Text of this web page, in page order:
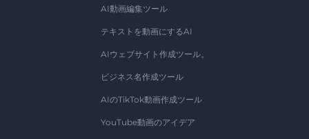
AI動画編集ツール
テキストを動画にするAI
AIウェブサイト作成ツール。
ビジネス名作成ツール
AIのTikTok動画作成ツール
YouTube動画のアイデア